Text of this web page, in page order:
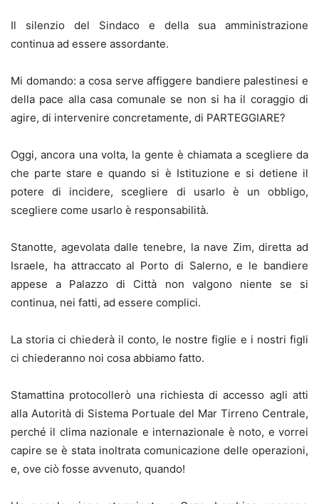
Il silenzio del Sindaco e della sua amministrazione
continua ad essere assordante.
Mi domando: a cosa serve affiggere bandiere palestinesi e
della pace alla casa comunale se non si ha il coraggio di
agire, di intervenire concretamente, di PARTEGGIARE?
Oggi, ancora una volta, la gente è chiamata a scegliere da
che parte stare e quando si è Istituzione e si detiene il
potere di incidere, scegliere di usarlo è un obbligo,
scegliere come usarlo è responsabilità.
Stanotte, agevolata dalle tenebre, la nave Zim, diretta ad
Israele, ha attraccato al Porto di Salerno, e le bandiere
appese a Palazzo di Città non valgono niente se si
continua, nei fatti, ad essere complici.
La storia ci chiederà il conto, le nostre figlie e i nostri figli
ci chiederanno noi cosa abbiamo fatto.
Stamattina protocollerò una richiesta di accesso agli atti
alla Autorità di Sistema Portuale del Mar Tirreno Centrale,
perché il clima nazionale e internazionale è noto, e vorrei
capire se è stata inoltrata comunicazione delle operazioni,
e, ove ciò fosse avvenuto, quando!